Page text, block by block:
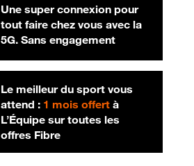
Une super connexion pour
tout faire chez vous avec la
5G. Sans engagement
Le meilleur du sport vous
attend : 1 mois offertà
L’Équipe sur toutes les
offres Fibre